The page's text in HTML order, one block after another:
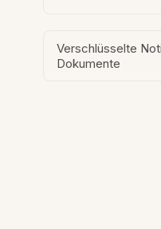
Verschlüsselte
Dokumente